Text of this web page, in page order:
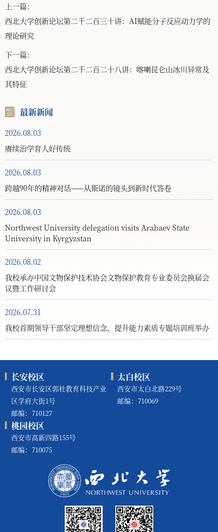
上一篇：
西北大学创新论坛第二千二百三十讲：AI赋能分子反应动力学的
理论研究
下一篇：
西北大学创新论坛第二千二百二十八讲：喀喇昆仑山冰川异常及
其特征
最新新闻
2026.08.03
赓续治学育人好传统
2026.08.03
跨越90年的精神对话——从斯诺的镜头到新时代答卷
2026.08.03
Northwest University delegation visits Arabaev State
University in Kyrgyzstan
2026.08.02
我校承办中国文物保护技术协会文物保护教育专业委员会换届会
议暨工作研讨会
2026.07.31
我校首期领导干部坚定理想信念、提升能力素质专题培训班举办
长安校区
西安市长安区郭杜教育科技产业
区学府大街1号
邮编：710127
太白校区
西安市太白北路229号
邮编：710069
桃园校区
西安市高新四路155号
邮编：710075